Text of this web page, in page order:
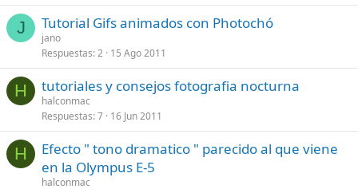
J Tutorial Gifs animados con Photochó
jano
Respuestas 2 15 Ago 2011
H tutoriales y consejos fotografia nocturna
halconmac
Respuestas 7 16 Jun 2011
H
Efecto " tono dramatico " parecido al que viene
en la Olympus E-5
halconmac